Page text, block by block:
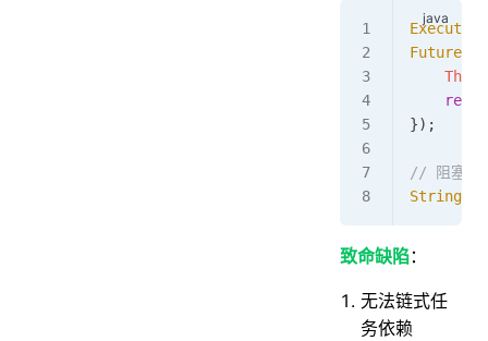
Future
});
// 阻塞直
String
致命缺陷：
无法链式任
务依赖